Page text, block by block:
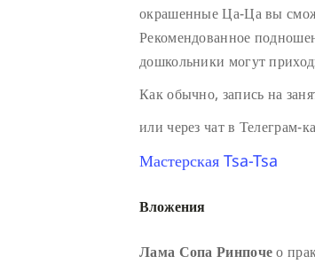
окрашенные Ца-Ца вы
Рекомендованное
дошкольники могут
Как обычно, запись на
или через чат в Телеграм-
Мастерская Tsa-Tsa
Вложения
Лама Сопа Ринпочео